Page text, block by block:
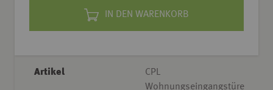
IN DEN WARENKORB
Artikel
CPL
Wohnungseingangstüre